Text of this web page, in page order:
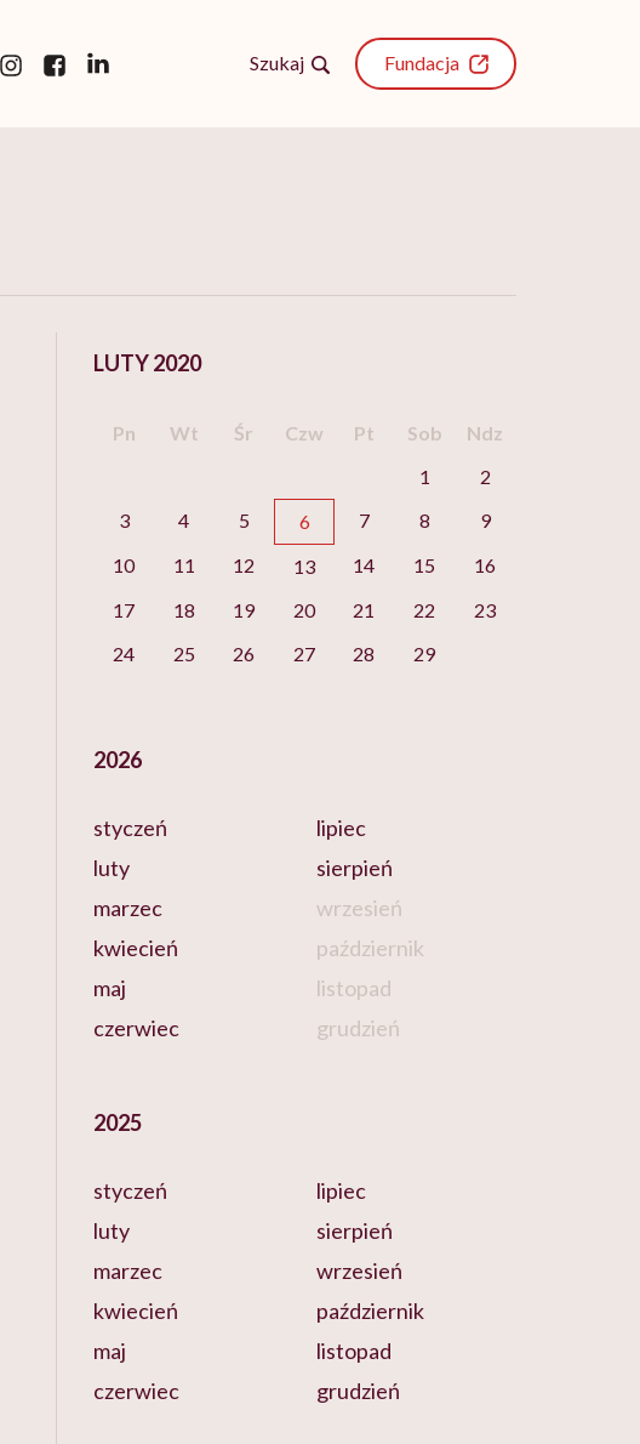
Szukaj Fundacja
LUTY 2020
Pn Wt Śr Czw Pt Sob
Ndz
1
2
3
4 5 6 7 8
9
10
11 12 13 14 15
16
17
18 19 20 21 22
23
24
25 26 27 28 29
2026
styczeń
luty
marzec
kwiecień
maj
czerwiec
lipiec
sierpień
wrzesień
październik
listopad
grudzień
2025
styczeń
luty
marzec
kwiecień
maj
czerwiec
lipiec
sierpień
wrzesień
październik
listopad
grudzień